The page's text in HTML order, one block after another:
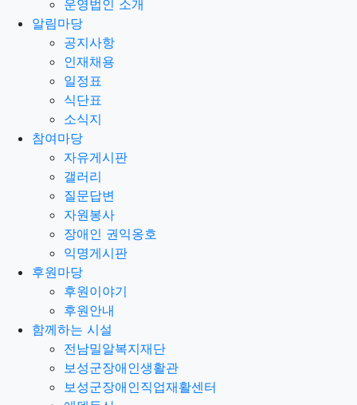
운영법인 소개
알림마당
공지사항
인재채용
일정표
식단표
소식지
참여마당
자유게시판
갤러리
질문답변
자원봉사
장애인 권익옹호
익명게시판
후원마당
후원이야기
후원안내
함께하는 시설
전남밀알복지재단
보성군장애인생활관
보성군장애인직업재활센터